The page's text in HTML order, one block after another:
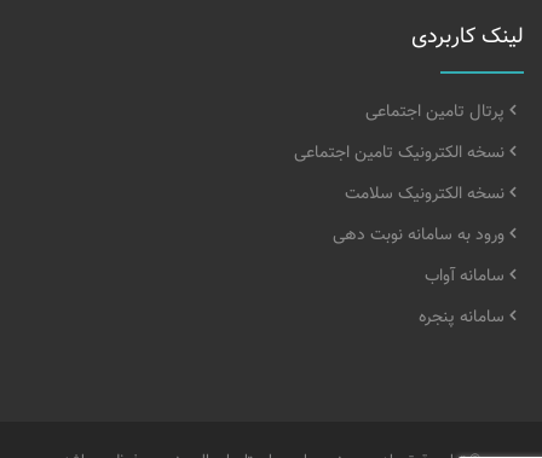
لینک کاربردی
پرتال تامین اجتماعی
نسخه الکترونیک تامین اجتماعی
نسخه الکترونیک سلامت
ورود به سامانه نوبت دهی
سامانه آواب
سامانه پنجره